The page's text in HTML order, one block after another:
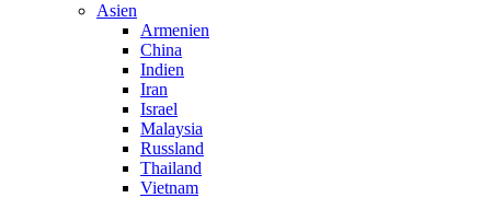
Asien
Armenien
China
Indien
Iran
Israel
Malaysia
Russland
Thailand
Vietnam